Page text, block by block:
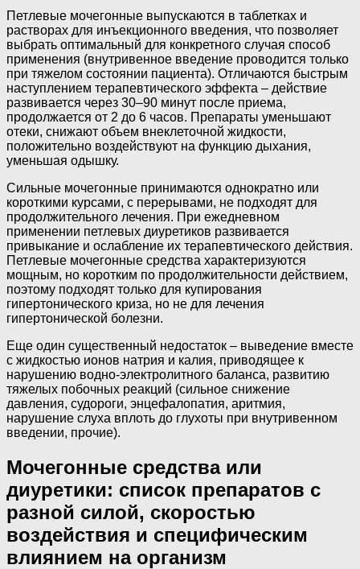
Петлевые мочегонные выпускаются в таблетках и
растворах для инъекционного введения, что позволяет
выбрать оптимальный для конкретного случая способ
применения (внутривенное введение проводится только
при тяжелом состоянии пациента). Отличаются быстрым
наступлением терапевтического эффекта – действие
развивается через 30–90 минут после приема,
продолжается от 2 до 6 часов. Препараты уменьшают
отеки, снижают объем внеклеточной жидкости,
положительно воздействуют на функцию дыхания,
уменьшая одышку.
Сильные мочегонные принимаются однократно или
короткими курсами, с перерывами, не подходят для
продолжительного лечения. При ежедневном
применении петлевых диуретиков развивается
привыкание и ослабление их терапевтического действия.
Петлевые мочегонные средства характеризуются
мощным, но коротким по продолжительности действием,
поэтому подходят только для купирования
гипертонического криза, но не для лечения
гипертонической болезни.
Еще один существенный недостаток – выведение вместе
с жидкостью ионов натрия и калия, приводящее к
нарушению водно-электролитного баланса, развитию
тяжелых побочных реакций (сильное снижение
давления, судороги, энцефалопатия, аритмия,
нарушение слуха вплоть до глухоты при внутривенном
введении, прочие).
Мочегонные средства или
диуретики: список препаратов с
разной силой, скоростью
воздействия и специфическим
влиянием на организм